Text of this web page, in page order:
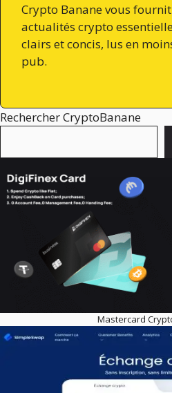
Crypto Banane vous
actualités crypto
clairs et concis, lus en
pub.
Rechercher CryptoBanane
Mastercard